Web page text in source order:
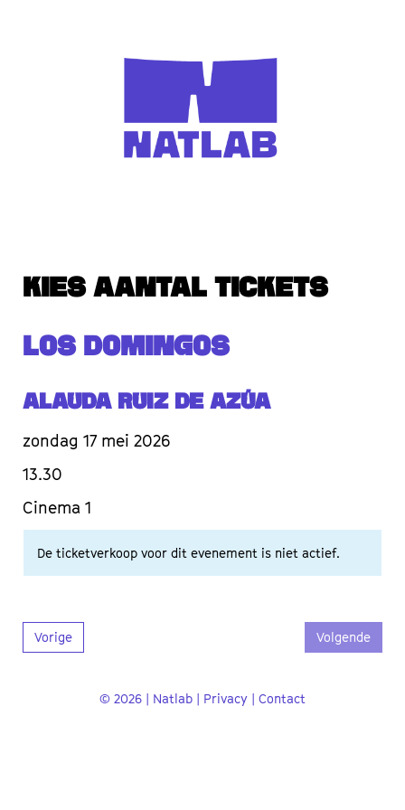
KIES AANTAL TICKETS
LOS DOMINGOS
Alauda Ruiz de Azúa
zondag 17 mei 2026
13.30
Cinema 1
De ticketverkoop voor dit evenement is niet actief.
Vorige Volgende
© 2026 | Natlab | Privacy | Contact